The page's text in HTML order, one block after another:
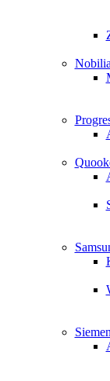
Nobilia